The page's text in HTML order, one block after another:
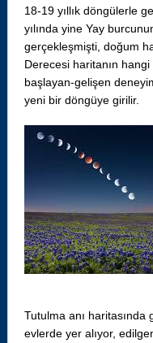
18-19 yıllık döngülerle
yılında yine Yay
gerçekleşmişti, doğum
Derecesi haritanın
başlayan-gelişen
yeni bir döngüye girilir.
Tutulma anı haritasında
evlerde yer alıyor,